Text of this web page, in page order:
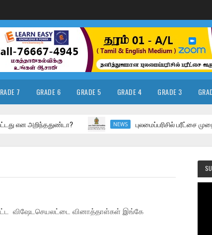
7 GRADE 6 GRADE 5 GRADE 4 GRADE 3
அறிந்ததுண்டா? NEWS புலமைப்பரிசில் பரீட்சை முறையில்
விஷேடசெயலட்டை வினாத்தாள்கள் இங்கே